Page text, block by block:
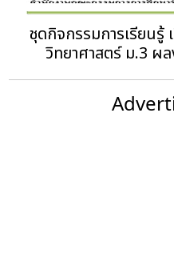
ชุดกิจกรรมการเรียนรู้
วิทยาศาสตร์ ม.3 ผ